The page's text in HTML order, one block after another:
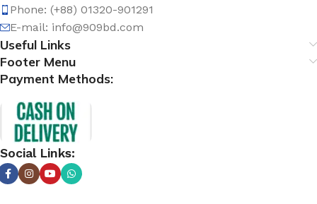
Phone: (+88) 01320-901291
E-mail: info@909bd.com
Useful Links
Footer Menu
Payment Methods:
Social Links: